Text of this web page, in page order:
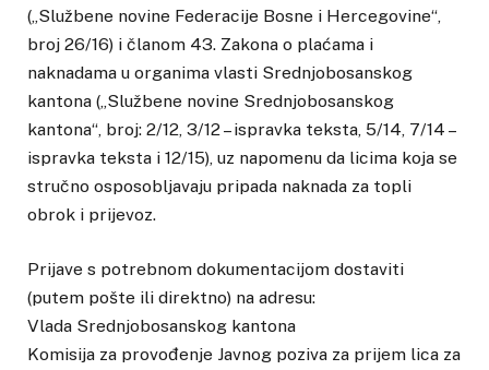
(„Službene novine Federacije Bosne i Hercegovine“,
broj 26/16) i članom 43. Zakona o plaćama i
naknadama u organima vlasti Srednjobosanskog
kantona („Službene novine Srednjobosanskog
kantona“, broj: 2/12, 3/12 – ispravka teksta, 5/14, 7/14 –
ispravka teksta i 12/15), uz napomenu da licima koja se
stručno osposobljavaju pripada naknada za topli
obrok i prijevoz.
Prijave s potrebnom dokumentacijom dostaviti
(putem pošte ili direktno) na adresu:
Vlada Srednjobosanskog kantona
Komisija za provođenje Javnog poziva za prijem lica za